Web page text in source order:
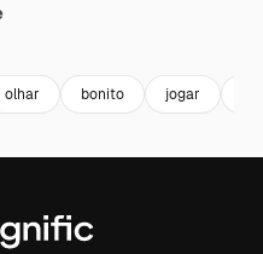
olhar bonito jogar